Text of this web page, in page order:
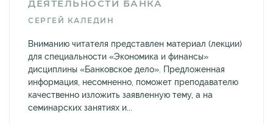
ДЕЯТЕЛЬНОСТИ БАНКА
СЕРГЕЙ КАЛЕДИН
Вниманию читателя представлен материал (лекции)
для специальности «Экономика и финансы»
дисциплины «Банковское дело». Предложенная
информация, несомненно, поможет преподавателю
качественно изложить заявленную тему, а на
семинарских занятиях и...